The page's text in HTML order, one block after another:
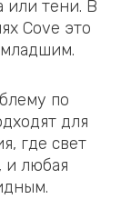
или тени. В
Cove это
по
для
где свет
и любая